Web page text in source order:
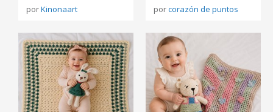
porKinonaart porcorazón de puntos